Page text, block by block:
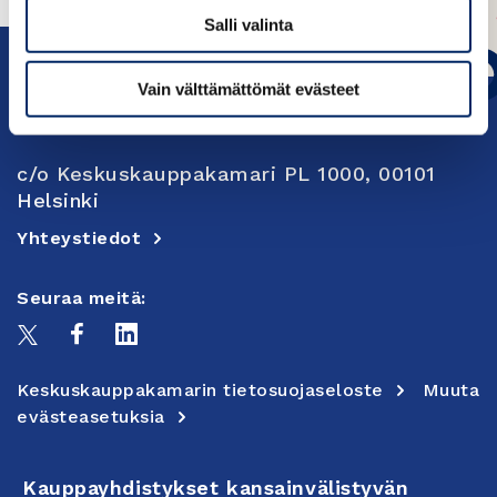
Salli valinta
Vain välttämättömät evästeet
c/o Keskuskauppakamari PL 1000, 00101
Helsinki
Yhteystiedot
Seuraa meitä:
Keskuskauppakamarin tietosuojaseloste
Muuta
evästeasetuksia
Kauppayhdistykset kansainvälistyvän